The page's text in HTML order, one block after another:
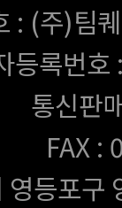
: (주)팀
등록번
통신판
FAX
영등포